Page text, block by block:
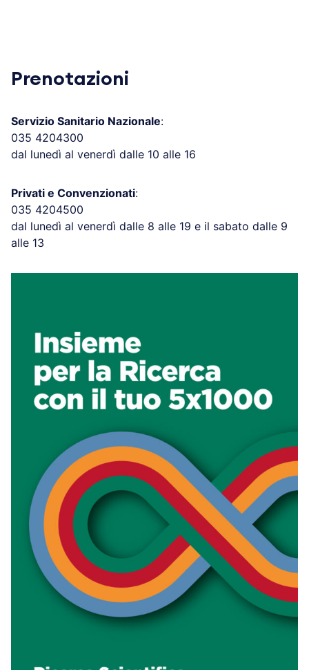
Prenotazioni
Servizio Sanitario Nazionale:
035 4204300
dal lunedì al venerdì dalle 10 alle 16
Privati e Convenzionati:
035 4204500
dal lunedì al venerdì dalle 8 alle 19 e il sabato dalle 9
alle 13